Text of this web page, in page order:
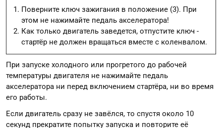
Поверните ключ зажигания в положение (3). При
этом не нажимайте педаль акселератора!
Как только двигатель заведется, отпустите ключ -
стартёр не должен вращаться вместе с коленвалом.
При запуске холодного или прогретого до рабочей
температуры двигателя не нажимайте педаль
акселератора ни перед включением стартёра, ни во время
его работы.
Если двигатель сразу не завёлся, то спустя около 10
секунд прекратите попытку запуска и повторите её